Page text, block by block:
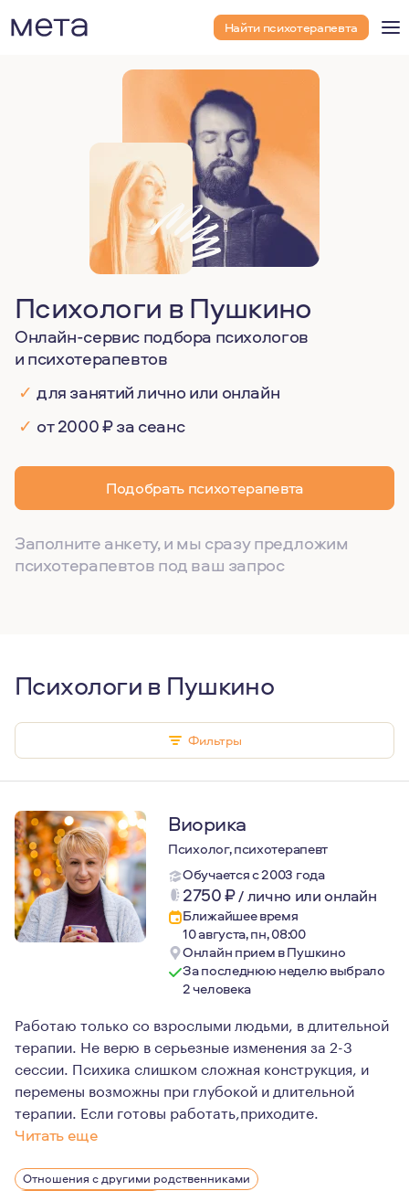
Найти психотерапевта
Психологи в Пушкино
Онлайн-сервис подбора психологов
и психотерапевтов
✓ для занятий лично или онлайн
✓ от 2000 ₽ за сеанс
Подобрать психотерапевта
Заполните анкету, и мы сразу предложим
психотерапевтов под ваш запрос
Психологи в Пушкино
Фильтры
Виорика
Психолог, психотерапевт
Обучается с 2003 года
2750₽/лично или онлайн
Ближайшее время
10 августа, пн, 08:00
Онлайн прием в Пушкино
За последнюю неделю выбрало
2 человека
Работаю только со взрослыми людьми, в длительной
терапии. Не верю в серьезные изменения за 2-3
сессии. Психика слишком сложная конструкция, и
перемены возможны при глубокой и длительной
терапии. Если готовы работать,приходите.
Читать еще
Живу в Крыму,работаю онлайн по всему миру. Люблю
Отношения с другими родственниками